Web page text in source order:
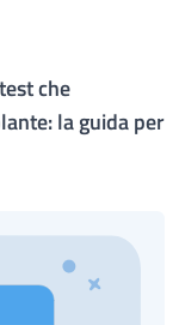
che
la guida per